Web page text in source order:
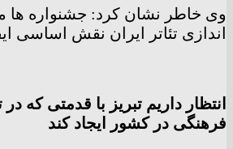
وی خاطر نشان کرد: جشنواره ها
اندازی تئاتر ایران نقش اساسی
انتظار داریم تبریز با قدمتی که در
فرهنگی در کشور ایجاد کند